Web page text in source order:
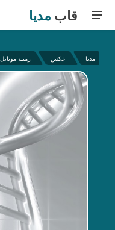
قاب مدیا
مدیا عکس زمینه موبایل